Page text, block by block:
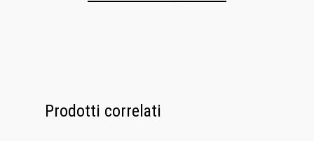
Prodotti correlati